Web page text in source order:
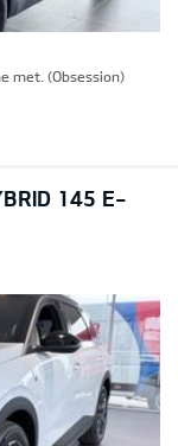
met. (Obsession)
145 E-